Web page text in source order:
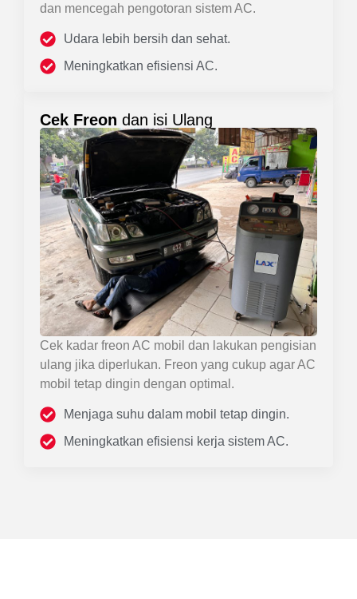
dan mencegah pengotoran sistem AC.
Udara lebih bersih dan sehat.
Meningkatkan efisiensi AC.
Cek Freon dan isi Ulang
Cek kadar freon AC mobil dan lakukan pengisian
ulang jika diperlukan. Freon yang cukup agar AC
mobil tetap dingin dengan optimal.
Menjaga suhu dalam mobil tetap dingin.
Meningkatkan efisiensi kerja sistem AC.